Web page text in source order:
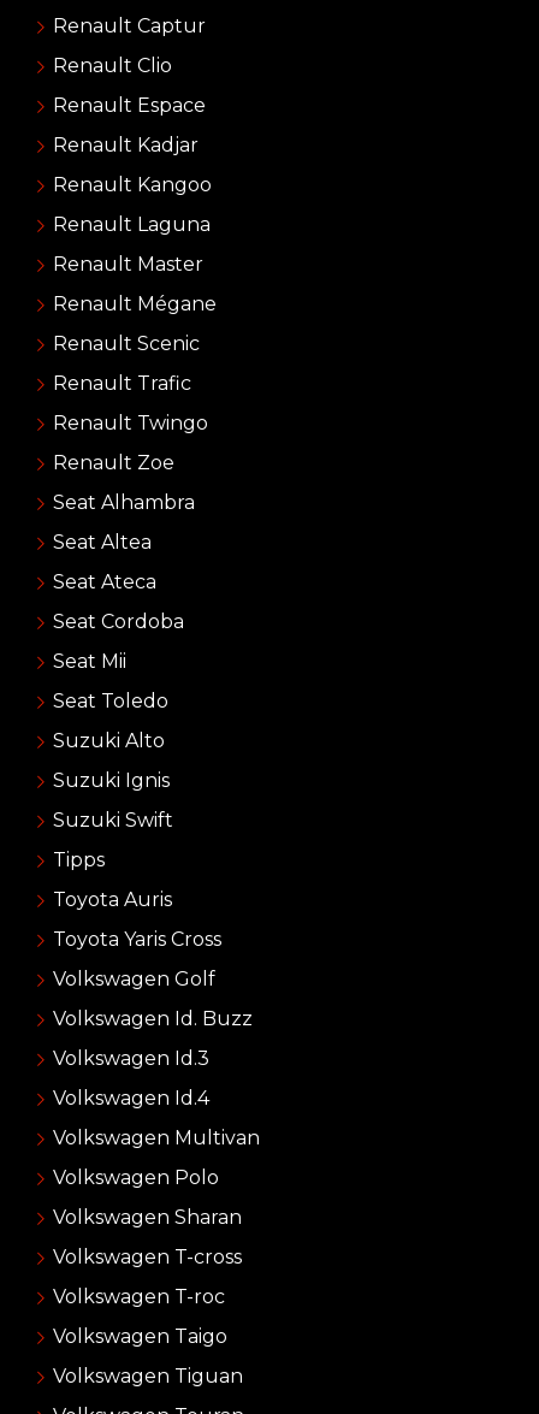
Renault Captur
Renault Clio
Renault Espace
Renault Kadjar
Renault Kangoo
Renault Laguna
Renault Master
Renault Mégane
Renault Scenic
Renault Trafic
Renault Twingo
Renault Zoe
Seat Alhambra
Seat Altea
Seat Ateca
Seat Cordoba
Seat Mii
Seat Toledo
Suzuki Alto
Suzuki Ignis
Suzuki Swift
Tipps
Toyota Auris
Toyota Yaris Cross
Volkswagen Golf
Volkswagen Id. Buzz
Volkswagen Id.3
Volkswagen Id.4
Volkswagen Multivan
Volkswagen Polo
Volkswagen Sharan
Volkswagen T-cross
Volkswagen T-roc
Volkswagen Taigo
Volkswagen Tiguan